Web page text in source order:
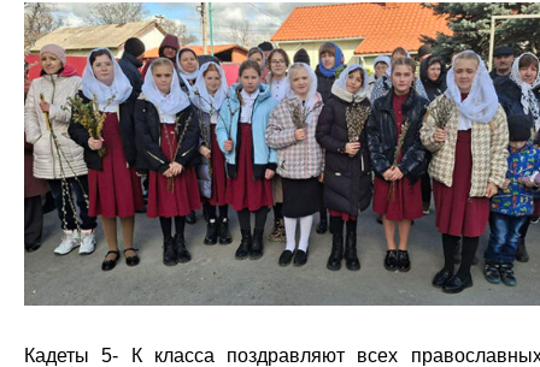
Кадеты 5- К класса поздравляют всех